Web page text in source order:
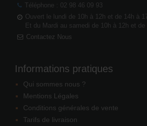
Téléphone : 02 98 46 09 93
Ouvert le lundi de 10h à 12h et de 14h à
Et du Mardi au samedi de 10h à 12h et de
Contactez Nous
Informations pratiques
Qui sommes nous ?
Mentions Légales
Conditions générales de vente
Tarifs de livraison